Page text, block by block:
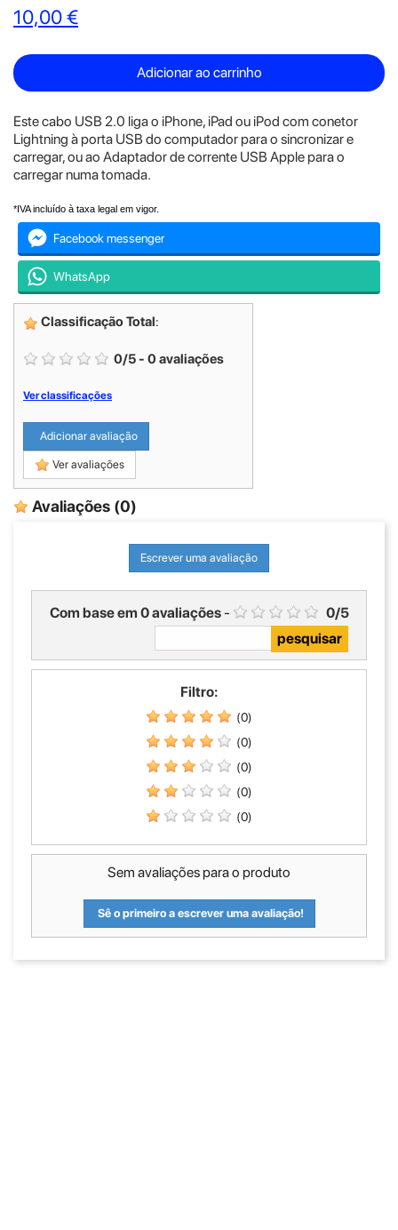
10,00 €
Adicionar ao carrinho
Este cabo USB 2.0 liga o iPhone, iPad ou iPod com conetor
Lightning à porta USB do computador para o sincronizar e
carregar, ou ao Adaptador de corrente USB Apple para o
carregar numa tomada.
*IVA incluído à taxa legal em vigor.
Facebook messenger
WhatsApp
Classificação Total:
0/5 - 0 avaliações
Ver classificações
Adicionar avaliação
Ver avaliações
Avaliações (0)
Escrever uma avaliação
Com base em 0avaliações- 0/5
Filtro:
(0)
(0)
(0)
(0)
(0)
Sem avaliações para o produto
Sê o primeiro a escrever uma avaliação!